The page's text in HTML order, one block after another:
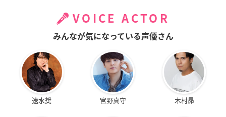
VOICE ACTOR
みんなが気になっている声優さん
速水奨 宮野真守 木村昴